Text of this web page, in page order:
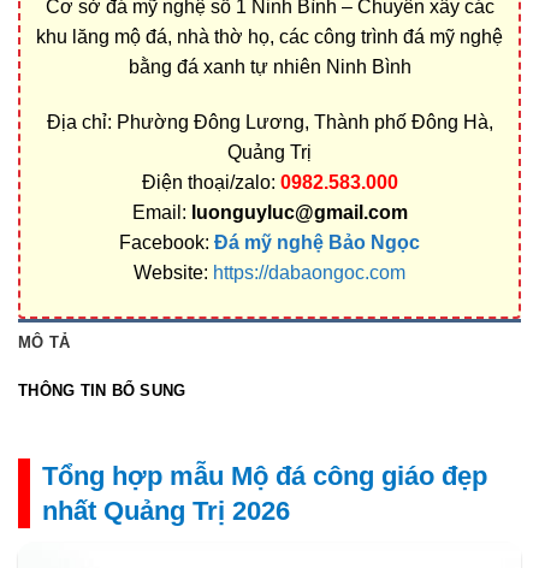
Cơ sở đá mỹ nghệ số 1 Ninh Bình – Chuyên xây các
khu lăng mộ đá, nhà thờ họ, các công trình đá mỹ nghệ
bằng đá xanh tự nhiên Ninh Bình
Địa chỉ: Phường Đông Lương, Thành phố Đông Hà,
Quảng Trị
Điện thoại/zalo: 0982.583.000
Email: luonguyluc@gmail.com
Facebook: Đá mỹ nghệ Bảo Ngọc
Website: https://dabaongoc.com
MÔ TẢ
THÔNG TIN BỔ SUNG
Tổng hợp mẫu Mộ đá công giáo đẹp
nhất Quảng Trị 2026